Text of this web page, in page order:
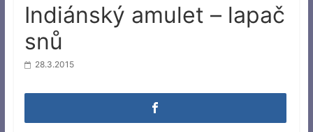
Indiánský amulet – lapač
snů
28.3.2015